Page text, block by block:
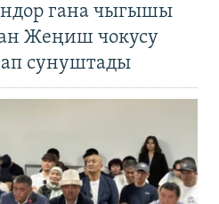
гана чыгышы
Жеңиш чокусу
сунуштады